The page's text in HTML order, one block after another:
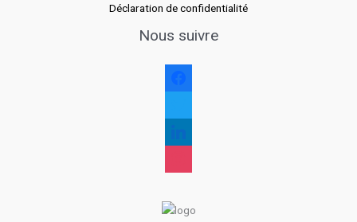
Déclaration de confidentialité
Nous suivre
facebook
twitter
linkedin
instagram